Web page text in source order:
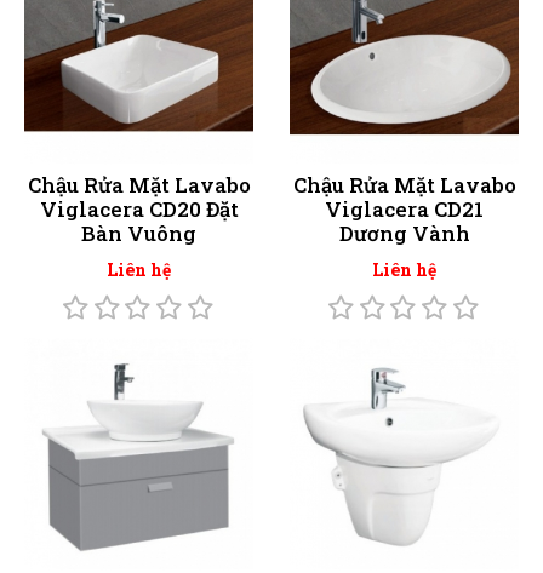
Chậu Rửa Mặt Lavabo
Viglacera CD20 Đặt
Bàn Vuông
Liên hệ
Chậu Rửa Mặt Lavabo
Viglacera CD21
Dương Vành
Liên hệ